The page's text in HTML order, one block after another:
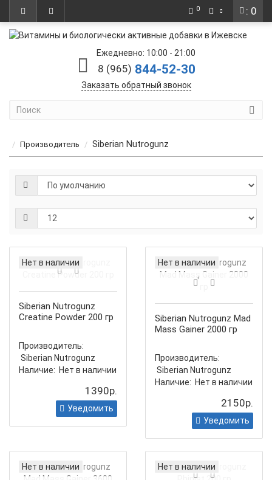
: 0
0
Ежедневно: 10:00 - 21:00
8 (965) 844-52-30
Заказать обратный звонок
Производитель Siberian Nutrogunz
Нет в наличии
Siberian Nutrogunz
Creatine Powder 200 гр
Производитель:
Siberian Nutrogunz
Наличие: Нет в наличии
1390р.
Уведомить
Нет в наличии
Siberian Nutrogunz Mad
Mass Gainer 2000 гр
Производитель:
Siberian Nutrogunz
Наличие: Нет в наличии
2150р.
Уведомить
Нет в наличии Нет в наличии